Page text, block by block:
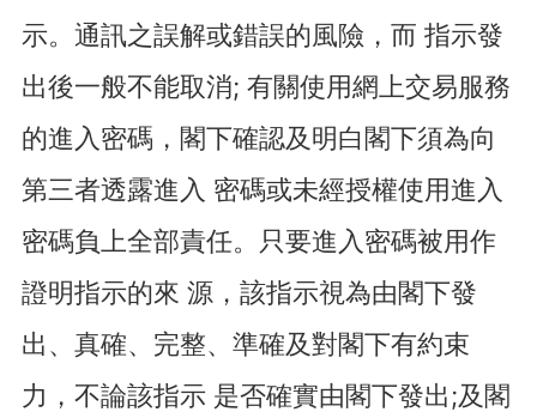
示。通訊之誤解或錯誤的風險，而 指示發
出後一般不能取消; 有關使用網上交易服務
的進入密碼，閣下確認及明白閣下須為向
第三者透露進入 密碼或未經授權使用進入
密碼負上全部責任。只要進入密碼被用作
證明指示的來 源，該指示視為由閣下發
出、真確、完整、準確及對閣下有約束
力，不論該指示 是否確實由閣下發出;及閣